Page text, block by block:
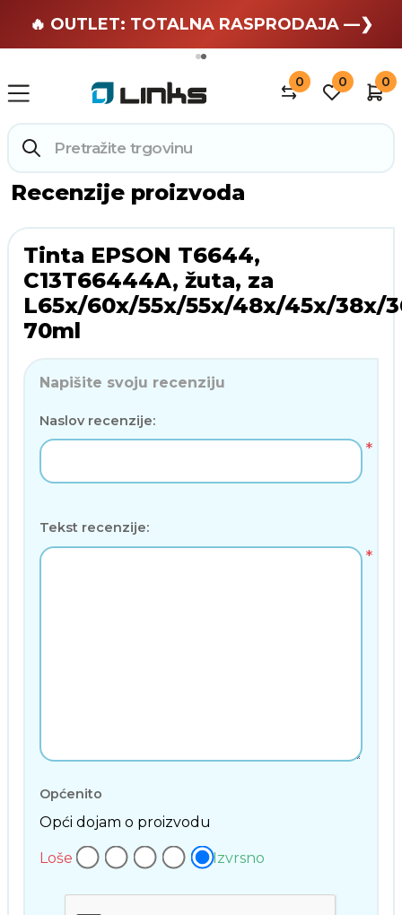
🏄 Zaslužuješ odmor —❯
🔥 OUTLET: TOTALNA RASPRODAJA —❯
0 0 0
Recenzije proizvoda
Tinta EPSON T6644,
C13T66444A, žuta, za
L65x/60x/55x/55x/48x/45x/38x/
70ml
Napišite svoju recenziju
Naslov recenzije:
*
Tekst recenzije:
*
Općenito
Opći dojam o proizvodu
Loše Izvrsno